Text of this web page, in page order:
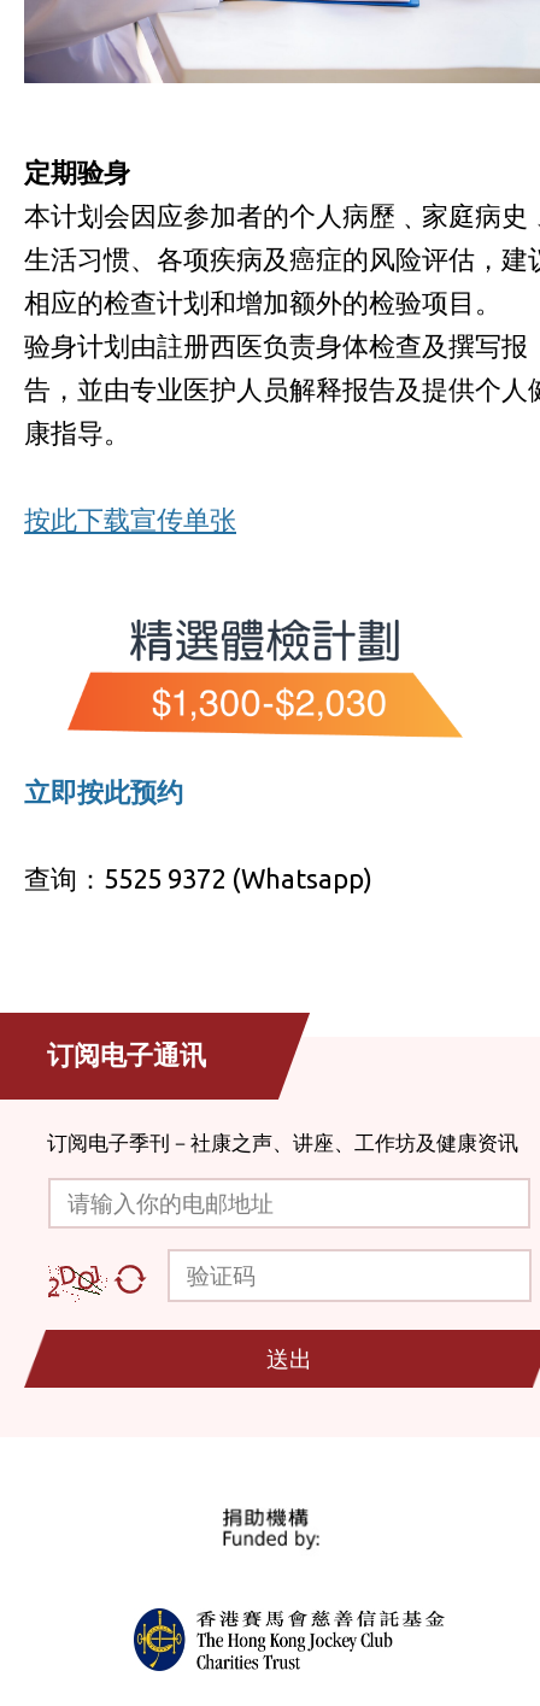
定期验身
本计划会因应参加者的个人病歷﹑家庭病史
生活习惯、各项疾病及癌症的风险评估，建
相应的检查计划和增加额外的检验项目。
验身计划由註册西医负责身体检查及撰写报
告，並由专业医护人员解释报告及提供个人
康指导。
按此下载宣传单张
立即按此预约
查询：5525 9372 (Whatsapp)
订阅电子通讯
订阅电子季刊－社康之声、讲座、工作坊及健康资讯
请输入你的电邮地址
验证码
送出